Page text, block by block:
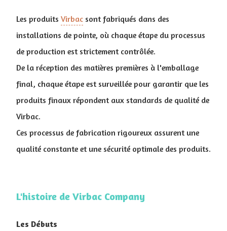
Les produits Virbac sont fabriqués dans des
installations de pointe, où chaque étape du processus
de production est strictement contrôlée.
De la réception des matières premières à l'emballage
final, chaque étape est surveillée pour garantir que les
produits finaux répondent aux standards de qualité de
Virbac.
Ces processus de fabrication rigoureux assurent une
qualité constante et une sécurité optimale des produits.
L'histoire de Virbac Company
Les Débuts